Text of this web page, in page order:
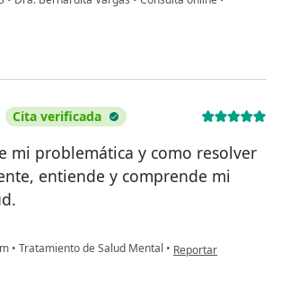
Cita verificada
mi problemática y como resolver
entiende y comprende mi
• Tratamiento de Salud Mental • en opinión del
Reportar